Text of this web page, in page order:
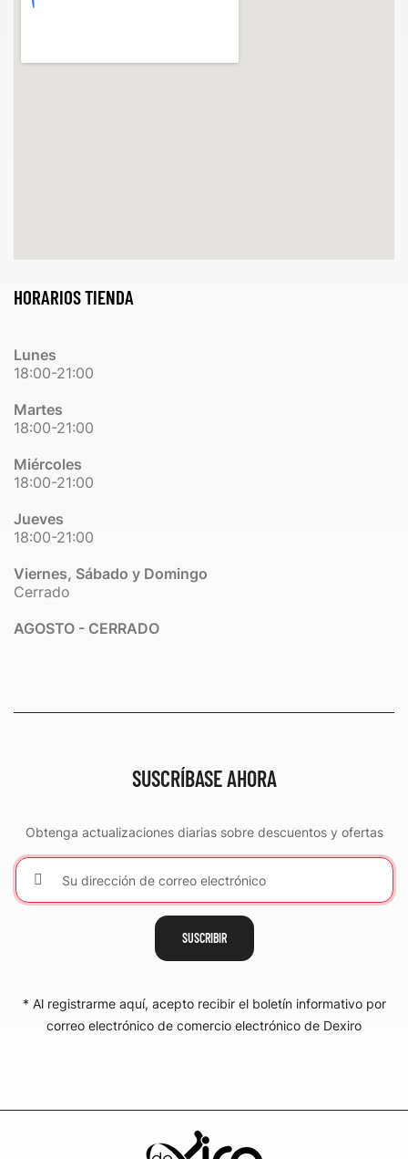
HORARIOS TIENDA
Lunes
18:00-21:00
Martes
18:00-21:00
Miércoles
18:00-21:00
Jueves
18:00-21:00
Viernes, Sábado y Domingo
Cerrado
AGOSTO - CERRADO
SUSCRÍBASE AHORA
Obtenga actualizaciones diarias sobre descuentos y ofertas
SUSCRIBIR
* Al registrarme aquí, acepto recibir el boletín informativo por
correo electrónico de comercio electrónico de Dexiro